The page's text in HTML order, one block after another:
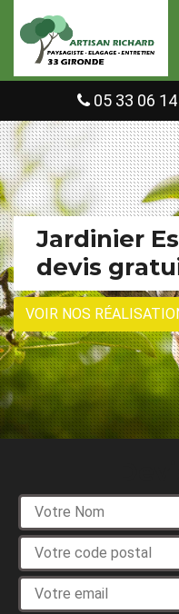
05 33 06
Jardinier
devis
VOIR NOS